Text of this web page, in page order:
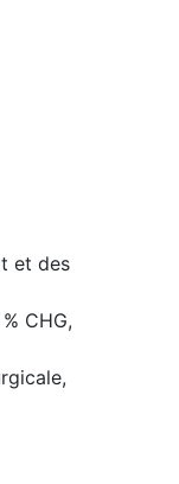
et des
CHG,